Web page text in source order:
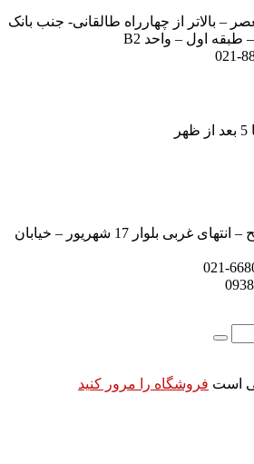
– بالاتر از چهارراه طالقانی- جنب بانک
تهران – بزرگراه فتح – انتهای غربی بلوار 17 شهریور – خیابان
است فروشگاه را مرور کنید